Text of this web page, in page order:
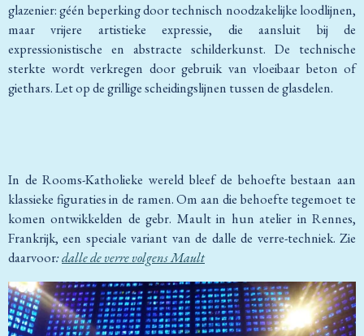
glazenier: géén beperking door technisch noodzakelijke loodlijnen,
maar vrijere artistieke expressie, die aansluit bij de
expressionistische en abstracte schilderkunst. De technische
sterkte wordt verkregen door gebruik van vloeibaar beton of
giethars. Let op de grillige scheidingslijnen tussen de glasdelen.
In de Rooms-Katholieke wereld bleef de behoefte bestaan aan
klassieke figuraties in de ramen. Om aan die behoefte tegemoet te
komen ontwikkelden de gebr. Mault in hun atelier in Rennes,
Frankrijk, een speciale variant van de dalle de verre-techniek. Zie
daarvoor:dalle de verre volgens Mault